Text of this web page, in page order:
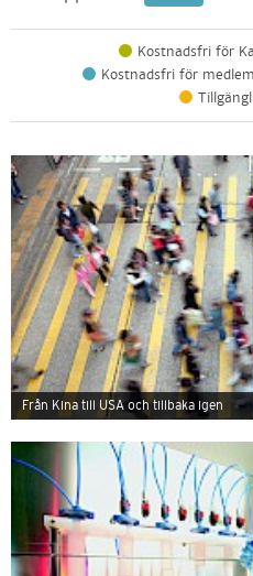
Kostnadsfri för
Kostnadsfri för
Från Kina till USA och tillbaka igen